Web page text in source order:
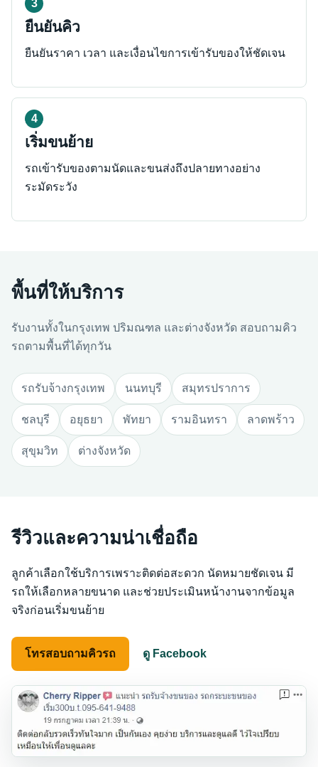
ยืนยันคิว
ยืนยันราคา เวลา และเงื่อนไขการเข้ารับของให้ชัดเจน
เริ่มขนย้าย
รถเข้ารับของตามนัดและขนส่งถึงปลายทางอย่าง
ระมัดระวัง
พื้นที่ให้บริการ
รับงานทั้งในกรุงเทพ ปริมณฑล และต่างจังหวัด สอบถามคิว
รถตามพื้นที่ได้ทุกวัน
รถรับจ้างกรุงเทพ นนทบุรี สมุทรปราการ
ชลบุรี อยุธยา พัทยา รามอินทรา ลาดพร้าว
สุขุมวิท ต่างจังหวัด
รีวิวและความน่าเชื่อถือ
ลูกค้าเลือกใช้บริการเพราะติดต่อสะดวก นัดหมายชัดเจน มี
รถให้เลือกหลายขนาด และช่วยประเมินหน้างานจากข้อมูล
จริงก่อนเริ่มขนย้าย
โทรสอบถามคิวรถ ดู Facebook